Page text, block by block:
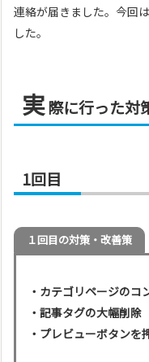
連絡が届きました。今回
した。
実際に行った対
1回目
１回目の対策・改善策
・カテゴリページのコ
・記事タグの大幅削除
・プレビューボタンを